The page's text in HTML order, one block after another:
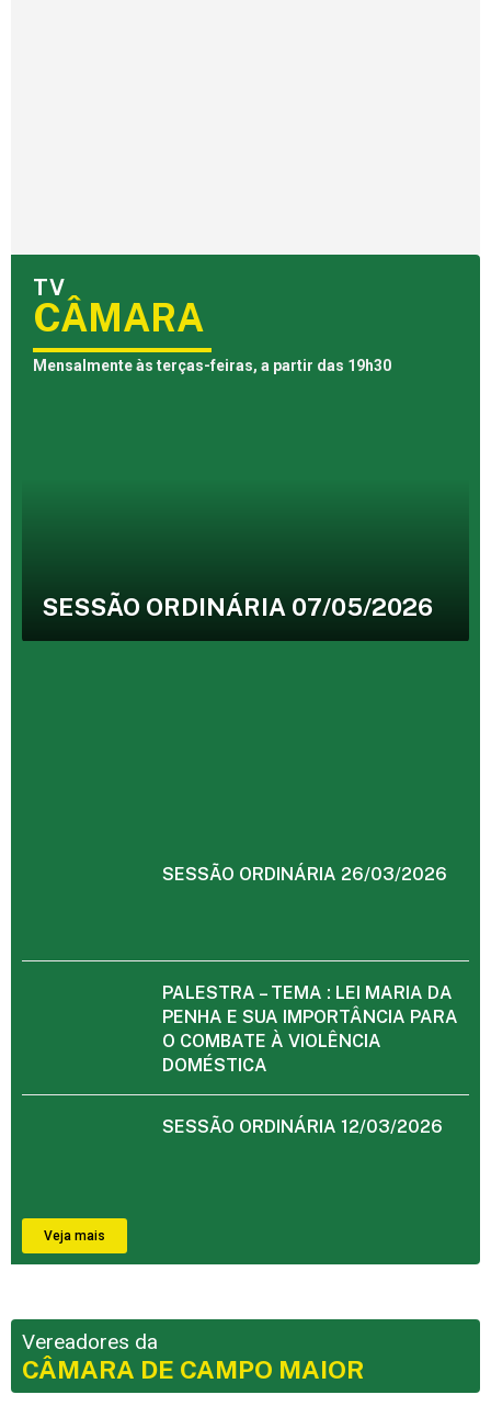
TV
CÂMARA
Mensalmente às terças-feiras, a partir das 19h30
SESSÃO ORDINÁRIA 07/05/2026
SESSÃO ORDINÁRIA 26/03/2026
PALESTRA – TEMA : LEI MARIA DA
PENHA E SUA IMPORTÂNCIA PARA
O COMBATE À VIOLÊNCIA
DOMÉSTICA
SESSÃO ORDINÁRIA 12/03/2026
Veja mais
Vereadores da
CÂMARA DE CAMPO MAIOR